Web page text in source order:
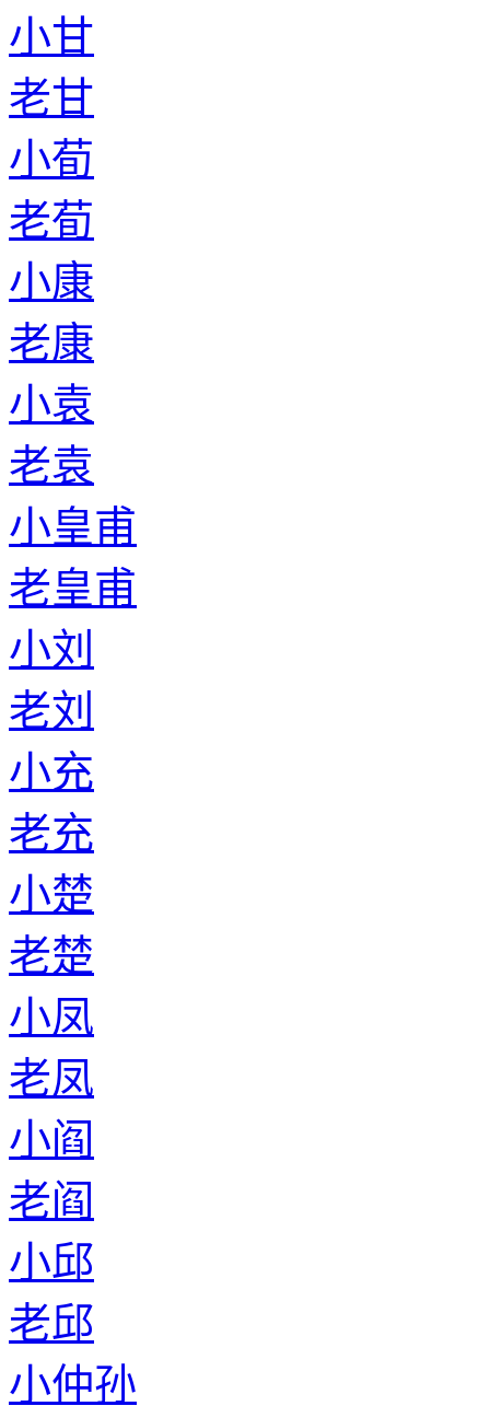
小甘
老甘
小荀
老荀
小康
老康
小袁
老袁
小皇甫
老皇甫
小刘
老刘
小充
老充
小楚
老楚
小凤
老凤
小阎
老阎
小邱
老邱
小仲孙